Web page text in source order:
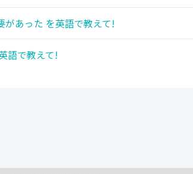
があった を英語で教えて!
語で教えて!